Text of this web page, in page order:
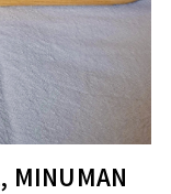
MINUMAN